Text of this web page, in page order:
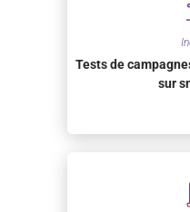
Tests de
sur